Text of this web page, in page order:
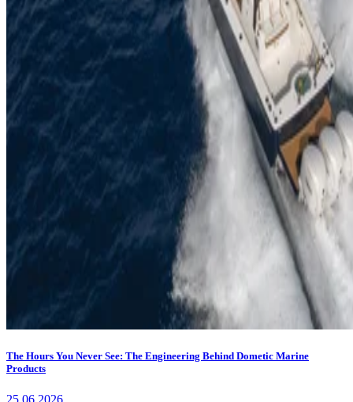
The Hours You Never See: The Engineering Behind Dometic Marine
Products
25.06.2026